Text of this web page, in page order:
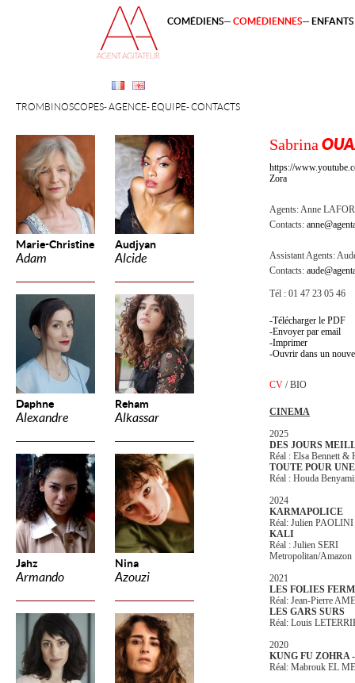
Marie-Christine
Adam
Audjyan
Alcide
Daphne
Alexandre
Reham
Alkassar
Jahz
Armando
Nina
Azouzi
TROMBINOSCOPES AGENCE ÉQUIPE CONTACTS
COMÉDIENS COMÉDIENNES
Sabrina
https://
Zora
Agents:Anne
Contacts:
Assistant Agents:
Contacts:
Tél : 01 47 23 05 46
Télécharger le PDF
Envoyer par email
Imprimer
Ouvrir dans un
CV /BIO
CINEMA
2025
DES JOURS
Réal : Elsa Bennett &
TOUTE POUR UNE
Réal : Houda
2024
KARMAPOLICE
Réal: Julien PAOLINI
KALI
Réal : Julien SERI
Metropolitan/Amazon
2021
LES FOLIES
Réal: Jean-Pierre
LES GARS SURS
Réal: Louis
2020
KUNG FU ZOHRA
Réal: Mabrouk EL